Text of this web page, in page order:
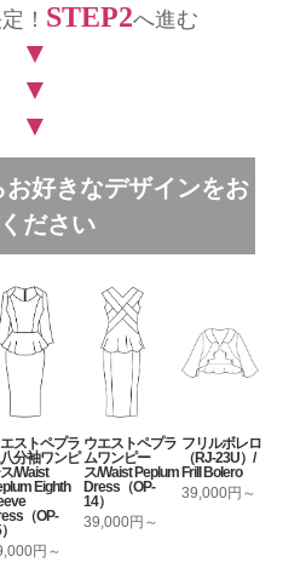
！ STEP2へ進む
▼
▼
▼
好きなデザインをお
ださい
ストペプラ
分袖ワンピ
/Waist
Eighth
（OP-
円～
ウエストペプラ
ムワンピー
ス/Waist Peplum
Dress（OP-
14）
39,000円～
フリルボレロ
（RJ-23U）/
Frill Bolero
39,000円～